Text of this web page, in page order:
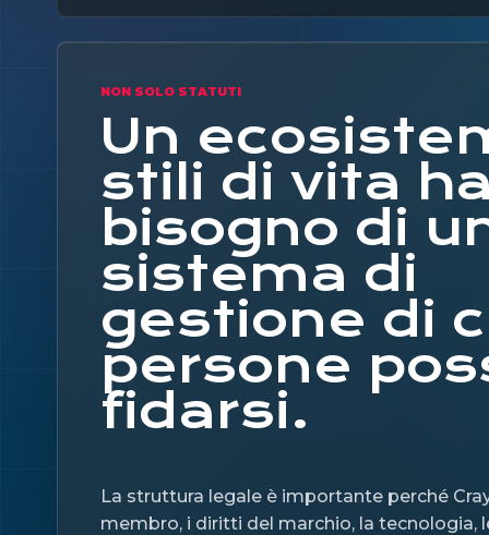
NON SOLO STATUTI
Un
stili di vita
bisogno di
sistema di
gestione di
persone
fidarsi.
La struttura legale è importante perché
membro, i diritti del marchio, la tecnologia,